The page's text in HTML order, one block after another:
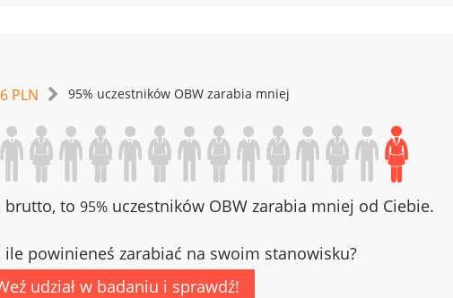
PLN 95% uczestników OBW zarabia mniej
brutto, to 95% uczestników OBW zarabia mniej od Ciebie.
ile powinieneś zarabiać na swoim stanowisku?
udział w badaniu i sprawdź!